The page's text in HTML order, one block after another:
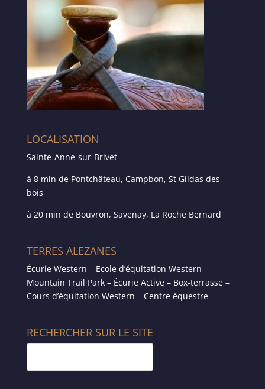
LOCALISATION
Sainte-Anne-sur-Brivet
à 8 min de Pontchâteau, Campbon, St Gildas des
bois
à 20 min de Bouvron, Savenay, La Roche Bernard
TERRES ALEZANES
Écurie Western – Ecole d’équitation Western –
Mountain Trail Park – Écurie Active – Box-terrasse –
Cours d’équitation Western – Centre équestre
RECHERCHER SUR LE SITE